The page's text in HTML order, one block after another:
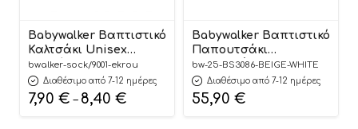
Babywalker Βαπτιστικό
Καλτσάκι Unisex
Εκρού 9001
bwalker-sock/9001-ekrou
Διαθέσιμο από 7-12 ημέρες
7,90 € – 8,40 €
Babywalker Βαπτιστικό
Παπουτσάκι
Περπατήματος για
Αγόρι Δετά Δίχρωμα
Σνίκερς BS3086 Μπεζ
Λευκό
bw-25-BS3086-BEIGE-WHITE
Διαθέσιμο από 7-12 ημέρες
55,90 €